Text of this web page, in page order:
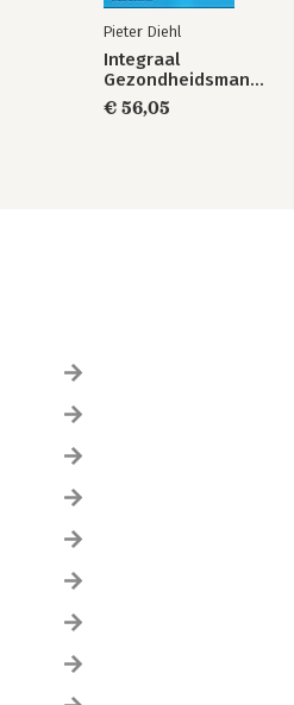
Pieter Diehl
Integraal
Gezondheidsmanagement
€ 56,05